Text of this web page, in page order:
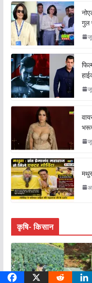
गुल
कृषि- किसान